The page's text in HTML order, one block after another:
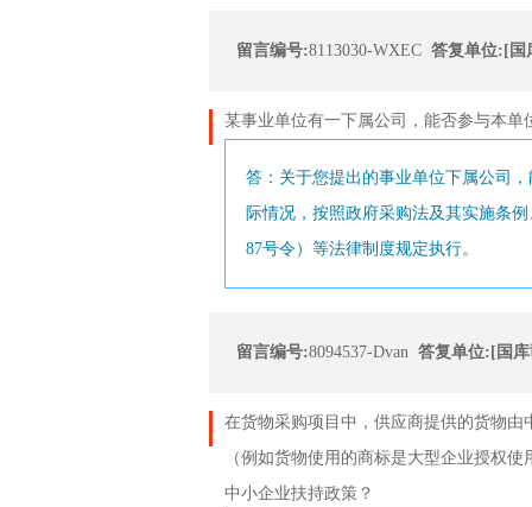
留言编号:8113030-WXEC答复单位:[国
某事业单位有一下属公司，能否参与本单
答：关于您提出的事业单位下属公司
际情况，按照政府采购法及其实施条
87号令）等法律制度规定执行。
留言编号:8094537-Dvan答复单位:[国
在货物采购项目中，供应商提供的货物
（例如货物使用的商标是大型企业授权
中小企业扶持政策？